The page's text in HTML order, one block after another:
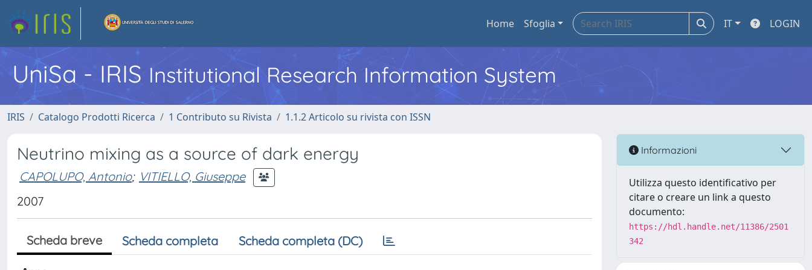
Home Sfoglia IT LOGIN
UniSa - IRIS Institutional Research Information System
IRIS Catalogo Prodotti Ricerca 1 Contributo su Rivista 1.1.2 Articolo su rivista con ISSN
Neutrino mixing as a source of dark energy
CAPOLUPO, Antonio; VITIELLO, Giuseppe
2007
Scheda breve Scheda completa Scheda completa (DC)
Informazioni
Utilizza questo identificativo per
citare o creare un link a questo
documento:
https://hdl.handle.net/11386/2501
342